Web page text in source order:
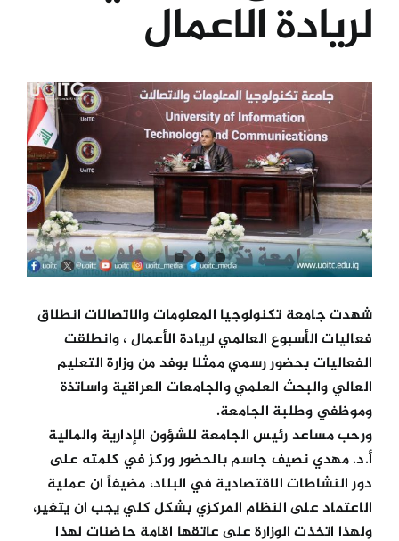
المراكز
الخدمات
اتصل بنا
لريادة الاعمال
View
Larger
شهدت جامعة تكنولوجيا المعلومات والاتصالات انطلاق
فعاليات الأسبوع العالمي لريادة الأعمال ، وانطلقت
الفعاليات بحضور رسمي ممثلا بوفد من وزارة التعليم
العالي والبحث العلمي والجامعات العراقية واساتذة
وموظفي وطلبة الجامعة.
ورحب مساعد رئيس الجامعة للشؤون الإدارية والمالية
أ.د. مهدي نصيف جاسم بالحضور وركز في كلمته على
دور النشاطات الاقتصادية في البلاد، مضيفاً ان عملية
الاعتماد على النظام المركزي بشكل كلي يجب ان يتغير،
ولهذا اتخذت الوزارة على عاتقها اقامة حاضنات لهذا